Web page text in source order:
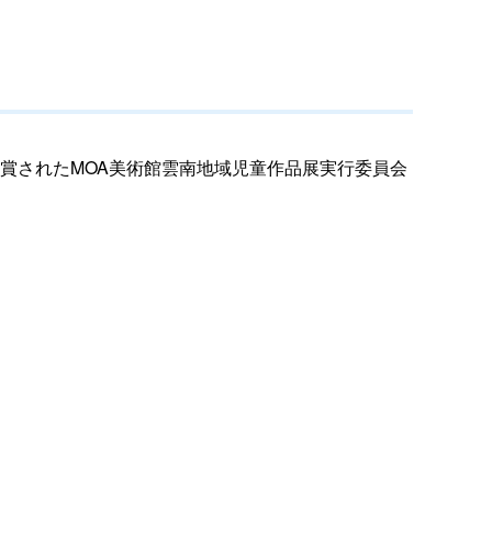
れたMOA美術館雲南地域児童作品展実行委員会